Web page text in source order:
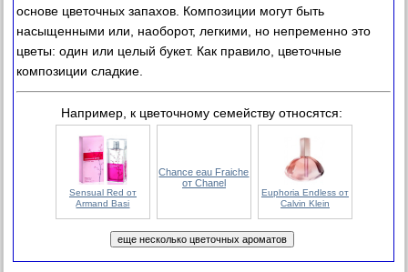
основе цветочных запахов. Композиции могут быть
насыщенными или, наоборот, легкими, но непременно это
цветы: один или целый букет. Как правило, цветочные
композиции сладкие.
Например, к цветочному семейству относятся:
Sensual Red от
Armand Basi
Chance eau Fraiche
от Chanel
Euphoria Endless от
Calvin Klein